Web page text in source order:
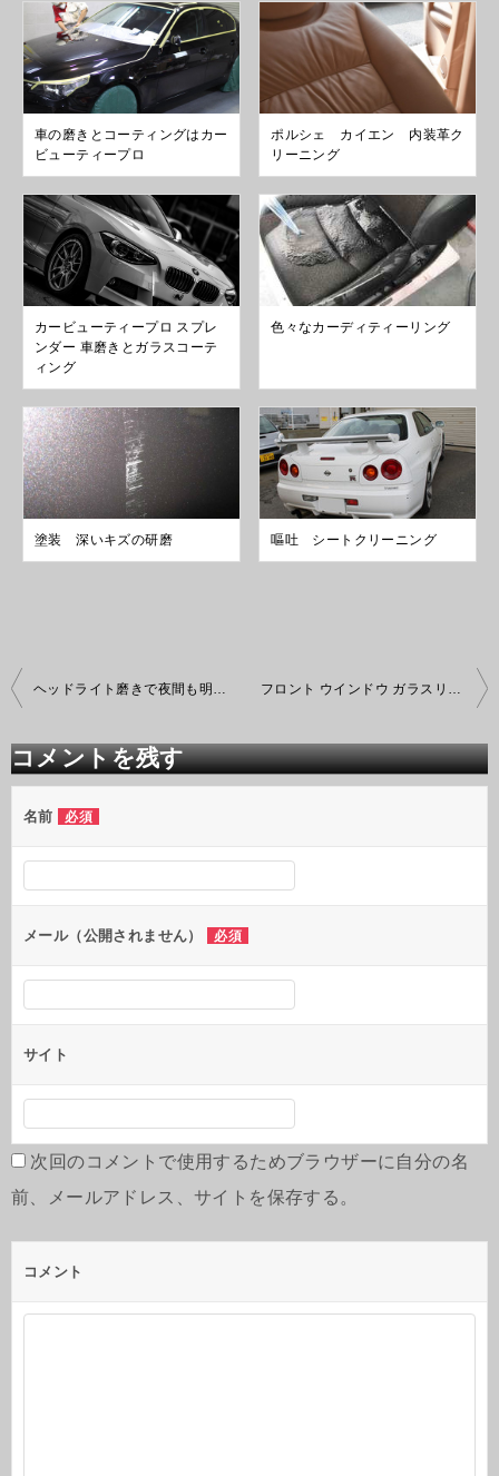
車の磨きとコーティングはカー
ビューティープロ
ポルシェ カイエン 内装革ク
リーニング
カービューティープロ スプレ
ンダー 車磨きとガラスコーテ
ィング
色々なカーディティーリング
塗装 深いキズの研磨 嘔吐 シートクリーニング
投
稿
ビ
ゲ
ー
シ
ン
ヘッドライト磨きで夜間も明るく フロント ウインドウ ガラスリペア
コメントを残す
名前 必須
メール（公開されません） 必須
サイト
次回のコメントで使用するためブラウザーに自分の名
前、メールアドレス、サイトを保存する。
コメント